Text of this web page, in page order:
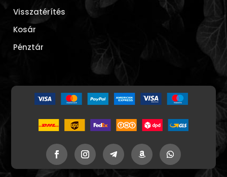
Visszatérítés
Kosár
Pénztár